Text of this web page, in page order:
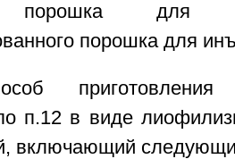
порошка для
порошка для
приготовления
п.12 в виде
включающий